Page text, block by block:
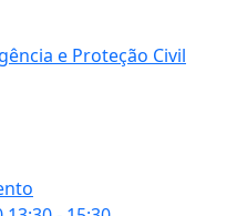
e Proteção Civil